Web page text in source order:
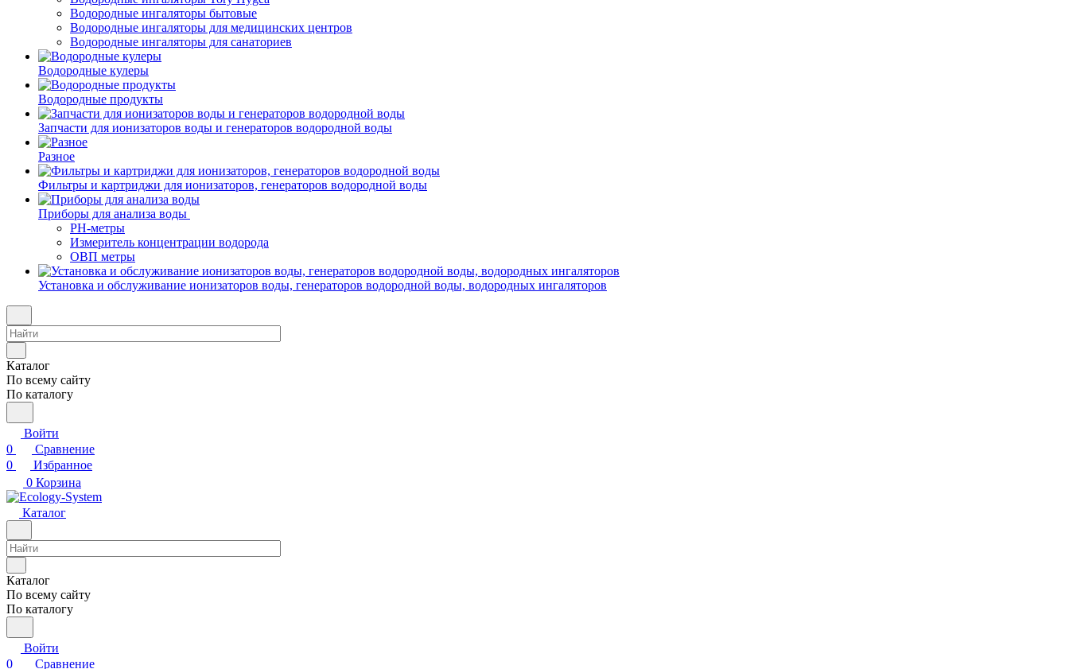
Водородные ингаляторы бытовые
Водородные ингаляторы для медицинских центров
Водородные ингаляторы для санаториев
Водородные кулеры
Водородные продукты
Запчасти для ионизаторов воды и генераторов водородной воды
Разное
Фильтры и картриджи для ионизаторов, генераторов водородной воды
Приборы для анализа воды
PH-метры
Измеритель концентрации водорода
ОВП метры
Установка и обслуживание ионизаторов воды, генераторов водородной воды, водородных ингаляторов
Каталог
По всему сайту
По каталогу
Войти
0
Сравнение
0
Избранное
0 Корзина
Каталог
Каталог
По всему сайту
По каталогу
Войти
0
Сравнение